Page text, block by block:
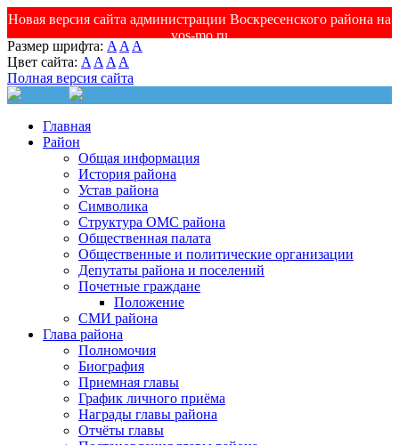
Новая версия сайта администрации Воскресенского района на
vos-mo.ru
Размер шрифта: A A A
Цвет сайта: A A A A
Полная версия сайта
Главная
Район
Общая информация
История района
Устав района
Символика
Структура ОМС района
Общественная палата
Общественные и политические организации
Депутаты района и поселений
Почетные граждане
Положение
СМИ района
Глава района
Полномочия
Биография
Приемная главы
График личного приёма
Награды главы района
Отчёты главы